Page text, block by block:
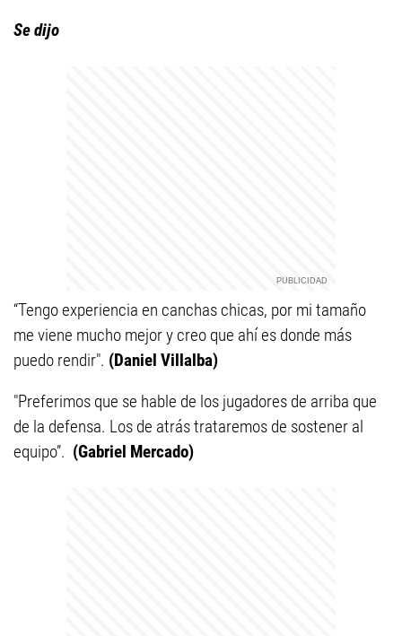
Se dijo
“Tengo experiencia en canchas chicas, por mi tamaño
me viene mucho mejor y creo que ahí es donde más
puedo rendir". (Daniel Villalba)
"Preferimos que se hable de los jugadores de arriba que
de la defensa. Los de atrás trataremos de sostener al
equipo”. (Gabriel Mercado)